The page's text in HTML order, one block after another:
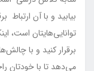
بیابید و با آن ارتباط
توانایی‌هایتان است،
برقرار کنید و با
می‌دهد تا با خودتان